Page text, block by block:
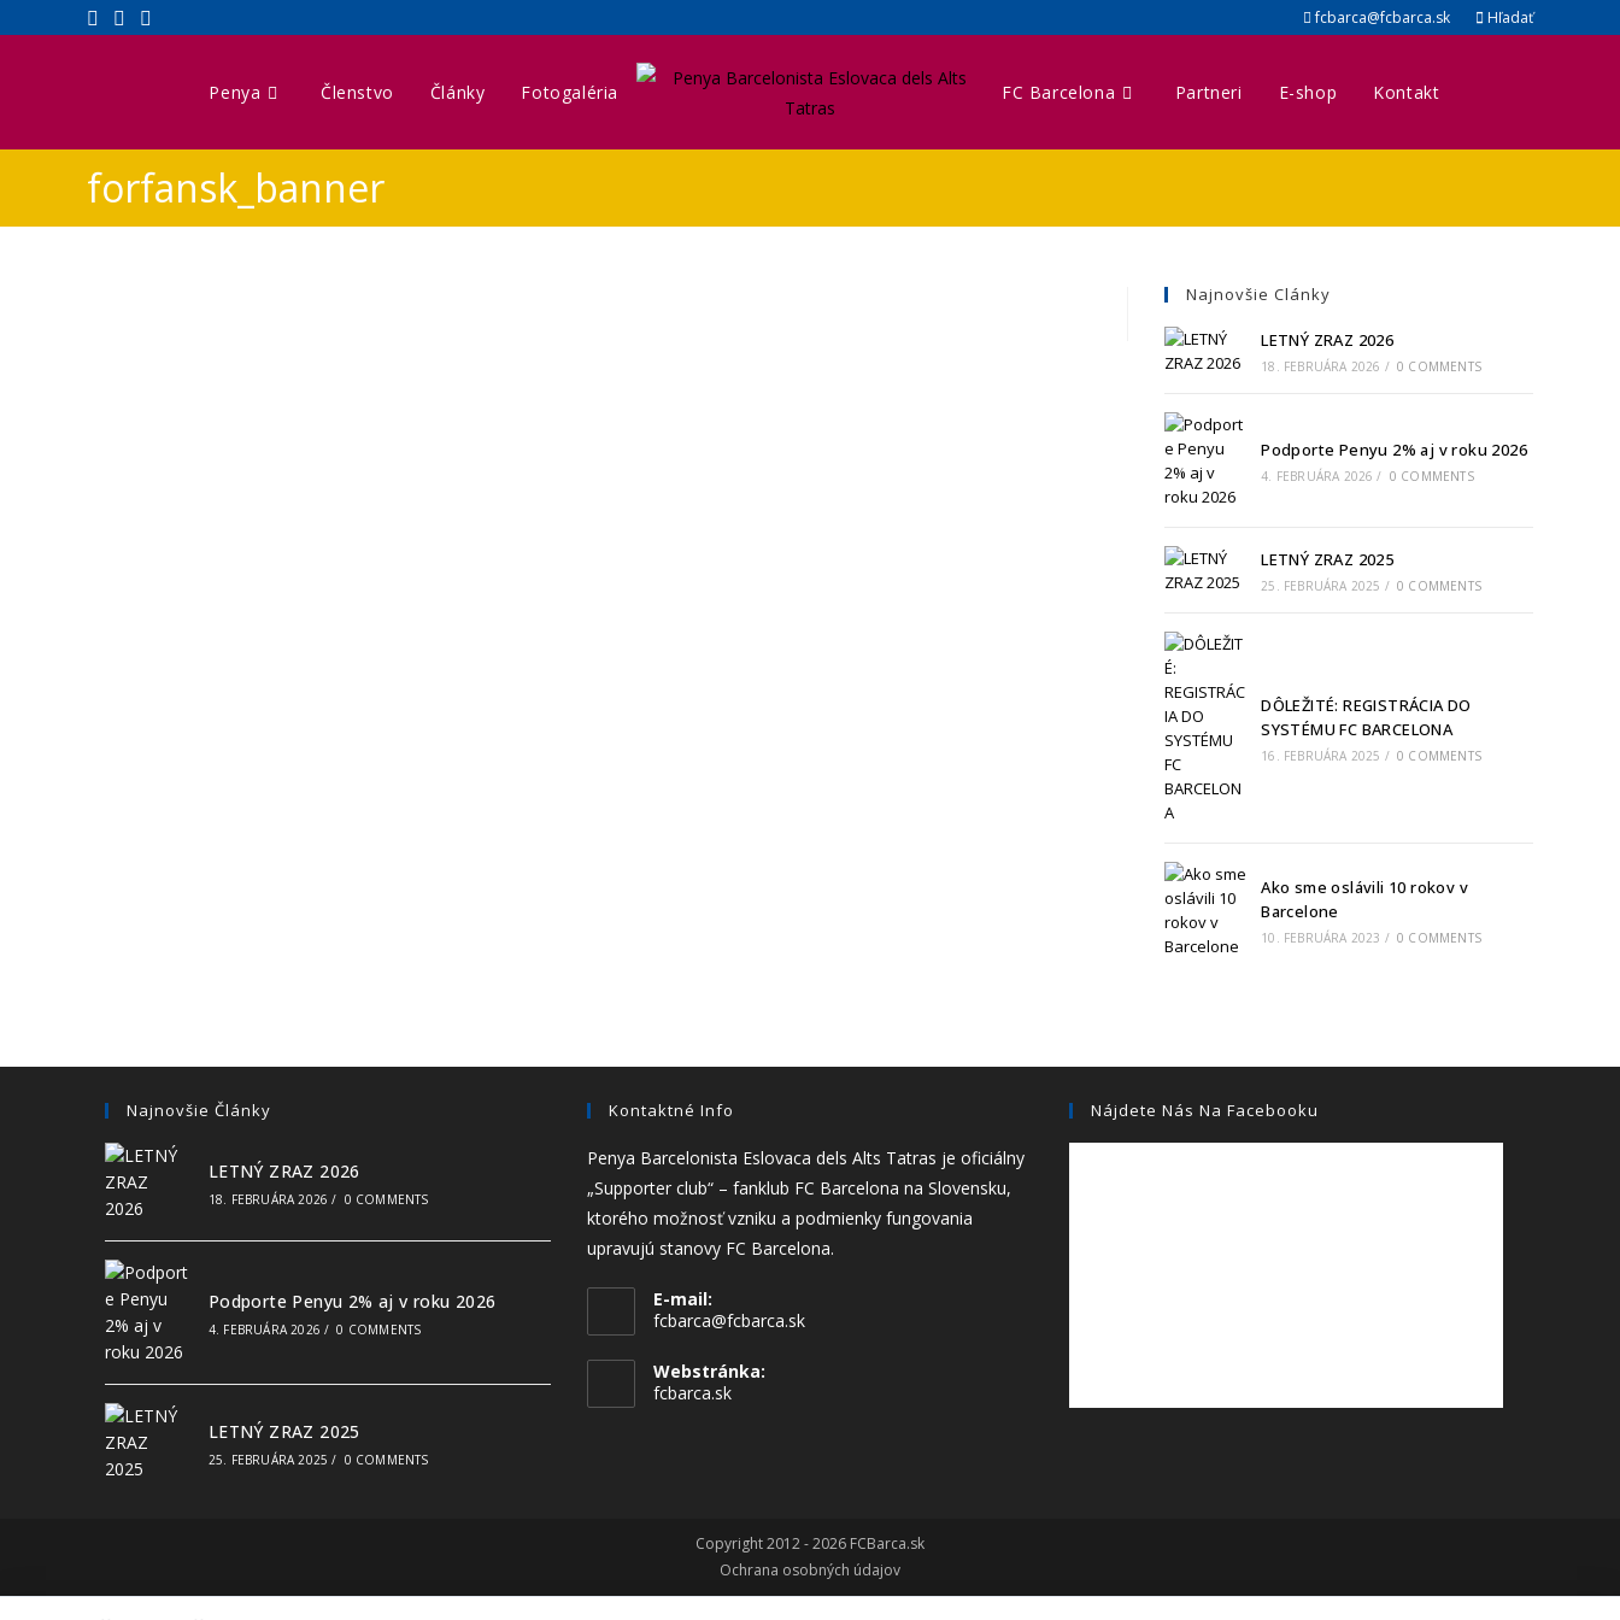
fcbarca@fcbarca.sk Hľadať
Penya Členstvo Články Fotogaléria FC Barcelona Partneri E-shop Kontakt
forfansk_banner
Najnovšie Clánky
LETNÝ ZRAZ 2026
18. FEBRUÁRA 2026 / 0 COMMENTS
Podporte Penyu 2% aj v roku 2026
4. FEBRUÁRA 2026 / 0 COMMENTS
LETNÝ ZRAZ 2025
25. FEBRUÁRA 2025 / 0 COMMENTS
DÔLEŽITÉ: REGISTRÁCIA DO
SYSTÉMU FC BARCELONA
16. FEBRUÁRA 2025 / 0 COMMENTS
Ako sme oslávili 10 rokov v
Barcelone
10. FEBRUÁRA 2023 / 0 COMMENTS
Najnovšie Články
LETNÝ ZRAZ 2026
18. FEBRUÁRA 2026 / 0 COMMENTS
Podporte Penyu 2% aj v roku 2026
4. FEBRUÁRA 2026 / 0 COMMENTS
LETNÝ ZRAZ 2025
25. FEBRUÁRA 2025 / 0 COMMENTS
Kontaktné Info
Penya Barcelonista Eslovaca dels Alts Tatras je oficiálny
„Supporter club“ – fanklub FC Barcelona na Slovensku,
ktorého možnosť vzniku a podmienky fungovania
upravujú stanovy FC Barcelona.
E-mail:
fcbarca@fcbarca.sk
Webstránka:
fcbarca.sk
Nájdete Nás Na Facebooku
Copyright 2012 - 2026 FCBarca.sk
Ochrana osobných údajov